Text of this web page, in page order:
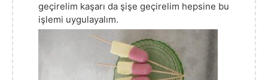
geçirelim kaşarı da şişe geçirelim hepsine bu
işlemi uygulayalım.